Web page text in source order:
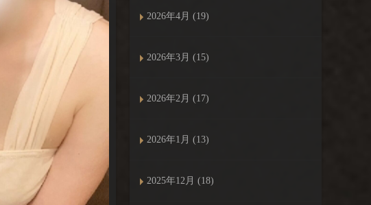
2026年4月 (19)
2026年3月 (15)
2026年2月 (17)
2026年1月 (13)
2025年12月 (18)